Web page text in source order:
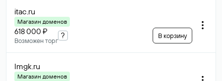
itac.ru
Магазин доменов
618 000 ₽
Возможен торг
? В корзину
lmgk.ru
Магазин доменов